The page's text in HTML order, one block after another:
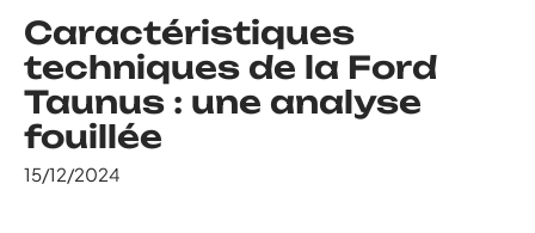
Caractéristiques
techniques de la Ford
Taunus : une analyse
fouillée
15/12/2024